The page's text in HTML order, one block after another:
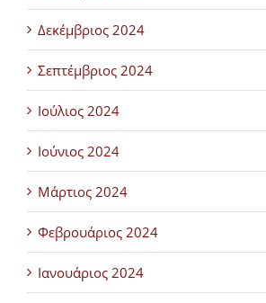
Δεκέμβριος 2024
Σεπτέμβριος 2024
Ιούλιος 2024
Ιούνιος 2024
Μάρτιος 2024
Φεβρουάριος 2024
Ιανουάριος 2024